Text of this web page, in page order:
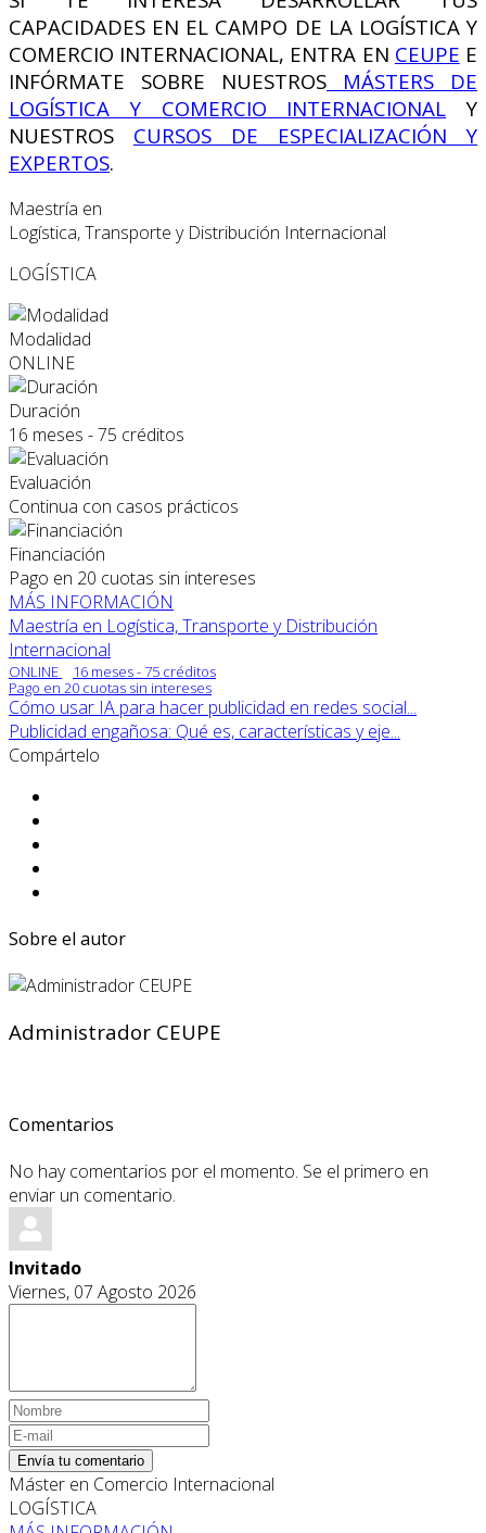
CAPACIDADES EN EL CAMPO DE LA LOGÍSTICA Y
COMERCIO INTERNACIONAL, ENTRA EN CEUPE E
INFÓRMATE SOBRE NUESTROS
MÁSTERS DE
LOGÍSTICA Y COMERCIO INTERNACIONAL Y
NUESTROS CURSOS DE ESPECIALIZACIÓN Y
EXPERTOS.
Maestría en
Logística, Transporte y Distribución Internacional
LOGÍSTICA
Modalidad
ONLINE
Duración
16 meses - 75 créditos
Evaluación
Continua con casos prácticos
Financiación
Pago en 20 cuotas sin intereses
MÁS INFORMACIÓN
Maestría en Logística, Transporte y Distribución
Internacional
ONLINE
16 meses - 75 créditos
Pago en 20 cuotas sin intereses
Cómo usar IA para hacer publicidad en redes social...
Publicidad engañosa: Qué es, características y eje...
Compártelo
Sobre el autor
Administrador CEUPE
Comentarios
No hay comentarios por el momento. Se el primero en
enviar un comentario.
Invitado
Viernes, 07 Agosto 2026
Envía tu comentario
Máster en Comercio Internacional
LOGÍSTICA